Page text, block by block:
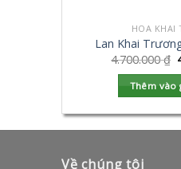
HOA KHAI
Lan Khai
4.700.000₫
Thêm vào
Về chúng tôi